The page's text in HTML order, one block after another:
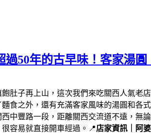
50年的古早味！客家湯
肚子再上山，這次我們來吃關西人氣
食之外，還有充滿客家風味的湯圓和各
西中豐路一段，距離關西交流道不遠，無
容易就直接開車經過。📍店家資訊｜阿